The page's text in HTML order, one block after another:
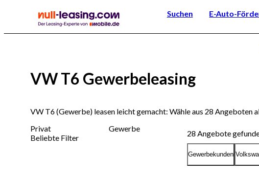
Suchen E-Auto-
VW T6 Gewerbeleasing
VW T6 (Gewerbe) leasen leicht gemacht: Wähle aus 28 Angeboten
Privat
Gewerbe
Beliebte Filter
28 Angebote
Gewerbekunden